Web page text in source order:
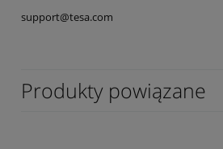
support@tesa.com
Produkty powiązane